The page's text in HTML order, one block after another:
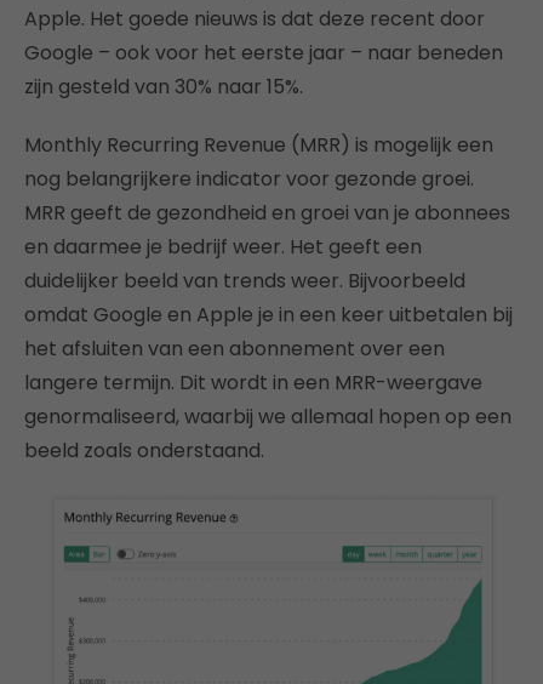
Apple. Het goede nieuws is dat deze recent door
Google – ook voor het eerste jaar – naar beneden
zijn gesteld van 30% naar 15%.
Monthly Recurring Revenue (MRR) is mogelijk een
nog belangrijkere indicator voor gezonde groei.
MRR geeft de gezondheid en groei van je abonnees
en daarmee je bedrijf weer. Het geeft een
duidelijker beeld van trends weer. Bijvoorbeeld
omdat Google en Apple je in een keer uitbetalen bij
het afsluiten van een abonnement over een
langere termijn. Dit wordt in een MRR-weergave
genormaliseerd, waarbij we allemaal hopen op een
beeld zoals onderstaand.